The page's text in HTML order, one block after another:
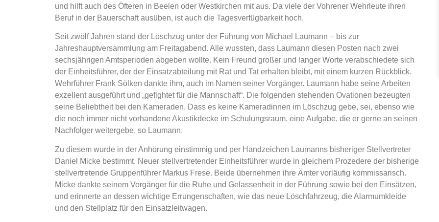
und hilft auch des Öfteren in Beelen oder Westkirchen mit aus. Da viele der Vohrener Wehrleute ihren
Beruf in der Bauerschaft ausüben, ist auch die Tagesverfügbarkeit hoch.
Seit zwölf Jahren stand der Löschzug unter der Führung von Michael Laumann – bis zur
Jahreshauptversammlung am Freitagabend. Alle wussten, dass Laumann diesen Posten nach zwei
sechsjährigen Amtsperioden abgeben wollte. Kein Freund großer und langer Worte verabschiedete sich
der Einheitsführer, der der Einsatzabteilung mit Rat und Tat erhalten bleibt, mit einem kurzen Rückblick.
Wehrführer Frank Sölken dankte ihm, auch im Namen seiner Vorgänger. Laumann habe seine Arbeiten
exzellent ausgeführt und „gefightet für die Mannschaft“. Die folgenden stehenden Ovationen bezeugten
seine Beliebtheit bei den Kameraden. Dass es keine Kameradinnen im Löschzug gebe, sei, ebenso wie
die noch immer nicht vorhandene Akustikdecke im Schulungsraum, eine Aufgabe, die er gerne an seinen
Nachfolger weitergebe, so Laumann.
Zu diesem wurde in der Anhörung einstimmig und per Handzeichen Laumanns bisheriger Stellvertreter
Daniel Micke bestimmt. Neuer stellvertretender Einheitsführer wurde in gleichem Prozedere der bisherige
stellvertretende Gruppenführer Markus Frese. Beide übernehmen ihre Ämter vorläufig kommissarisch.
Micke dankte seinem Vorgänger für die Ruhe und Gelassenheit in der Führung sowie bei den Einsätzen,
und erinnerte an dessen wichtige Errungenschaften, wie das neue Löschfahrzeug, die Alarmumkleide
und den Stellplatz für den Einsatzleitwagen.